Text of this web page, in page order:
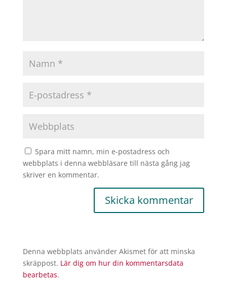
Spara mitt namn, min e-postadress och
webbplats i denna webbläsare till nästa gång jag
skriver en kommentar.
Denna webbplats använder Akismet för att minska
skräppost. Lär dig om hur din kommentarsdata
bearbetas.